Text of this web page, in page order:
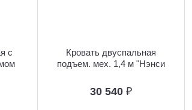
с
Кровать двуспальная
подъем. мех. 1,4 м "Нэнси
30 540 ₽